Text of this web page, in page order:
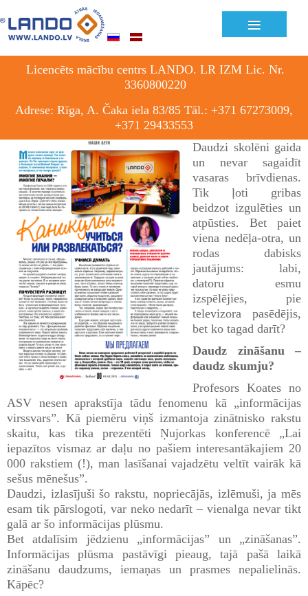
≡
Licencēts mācību centrs LANDO. LR IZM Lic. Nr.
3360800220
Adrese: Rīga, A. Čaka iela 83/85 Tāl.: +371 67273009,
+371 29433553
Daudzi skolēni gaida
un nevar sagaidīt
vasaras brīvdienas.
Tik ļoti gribas
beidzot izgulēties un
atpūsties. Bet paiet
viena nedēļa-otra, un
rodas dabisks
jautājums: labi,
datoru esmu
izspēlējies, pie
televizora pasēdējis,
bet ko tagad darīt?
Daudz zināšanu –
daudz skumju?
Profesors Koates no
ASV nesen aprakstīja tādu fenomenu kā „informācijas
virssvars”. Kā piemēru viņš izmantoja zinātnisko rakstu
skaitu, kas tika prezentēti Ņujorkas konferencē „Lai
iepazītos vismaz ar daļu no pašiem interesantākajiem 20
000 rakstiem (!), man lasīšanai vajadzētu veltīt vairāk kā
sešus mēnešus”.
Daudzi, izlasījuši šo rakstu, nopriecājās, izlēmuši, ja mēs
esam tik pārslogoti, var neko nedarīt – vienalga nevar tikt
galā ar šo informācijas plūsmu.
Bet atdalīsim jēdzienu „informācijas” un „zināšanas”.
Informācijas plūsma pastāvīgi pieaug, tajā pašā laikā
zināšanu daudzums, iemaņas un prasmes nepalielinās.
Kāpēc?
Year
Month